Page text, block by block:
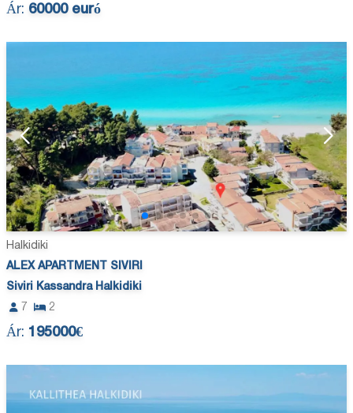
Ár: 60000 euró
Halkidiki
ALEX APARTMENT SIVIRI
Siviri Kassandra Halkidiki
7
2
Ár: 195000€